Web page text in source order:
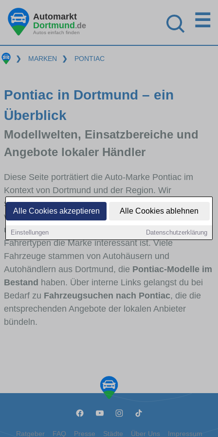
Alle Cookies akzeptieren Alle Cookies ablehnen
Einstellungen Datenschutzerklärung
Automarkt
Dortmund.de
Autos einfach finden
☰
❯ MARKEN ❯ PONTIAC
Pontiac in Dortmund – ein
Überblick
Modellwelten, Einsatzbereiche und
Angebote lokaler Händler
Diese Seite porträtiert die Auto-Marke Pontiac im
Kontext von Dortmund und der Region. Wir
skizzieren, in welchen Fahrzeugklassen Pontiac stark
vertreten ist, welche Modellreihen häufig im Stadt-
und Umlandverkehr zu sehen sind und für welche
Fahrertypen die Marke interessant ist. Viele
Fahrzeuge stammen von Autohäusern und
Autohändlern aus Dortmund, die Pontiac-Modelle im
Bestand haben. Über interne Links gelangst du bei
Bedarf zu Fahrzeugsuchen nach Pontiac, die die
entsprechenden Angebote der lokalen Anbieter
bündeln.
Ratgeber FAQ Presse Städte Über Uns Impressum